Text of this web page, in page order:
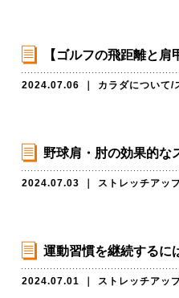
【ゴルフの飛距離と肩
2024.07.06 カラダについて/
野球肩・肘の効果的な
2024.07.03 ストレッチアッ
運動習慣を継続するに
2024.07.01 ストレッチアッ